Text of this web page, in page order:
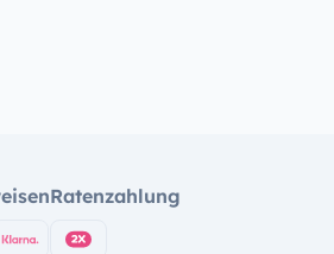
Ratenzahlung